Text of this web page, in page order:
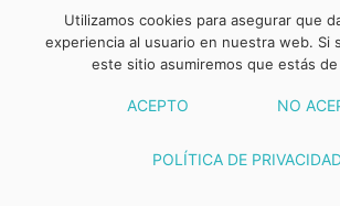
Utilizamos cookies para asegurar que
experiencia al usuario en nuestra web. Si
este sitio asumiremos que estás
ACEPTO NO
POLÍTICA DE